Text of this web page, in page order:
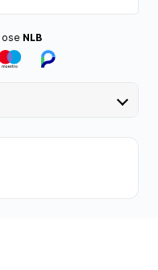
ose NLB